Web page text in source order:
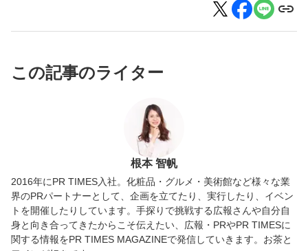
この記事のライター
根本 智帆
2016年にPR TIMES入社。化粧品・グルメ・美術館など様々な業
界のPRパートナーとして、企画を立てたり、実行したり、イベン
トを開催したりしています。手探りで挑戦する広報さんや自分自
身と向き合ってきたからこそ伝えたい、広報・PRやPR TIMESに
関する情報をPR TIMES MAGAZINEで発信していきます。お茶と